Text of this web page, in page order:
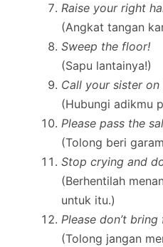
Raise your right
(Angkat tangan
Sweep the floor!
(Sapu lantainya!)
Call your sister on
(Hubungi adikmu
Please pass the
(Tolong beri
Stop crying and
(Berhentilah
untuk itu.)
Please don’t
(Tolong jangan